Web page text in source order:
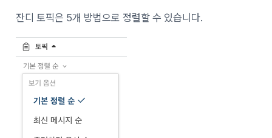
잔디 토픽은 5개 방법으로 정렬할 수 있습니다.